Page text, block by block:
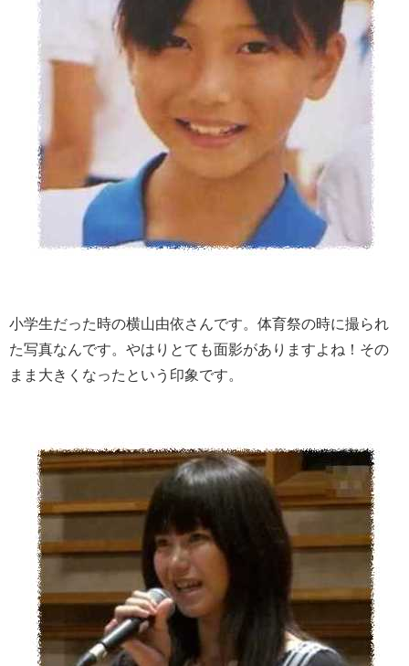
小学生だった時の横山由依さんです。体育祭の時に撮られ
た写真なんです。やはりとても面影がありますよね！その
まま大きくなったという印象です。